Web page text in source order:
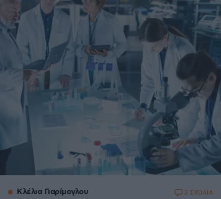
Κλέλια Γιαρίμογλου 2 ΣΧΟΛΙΑ